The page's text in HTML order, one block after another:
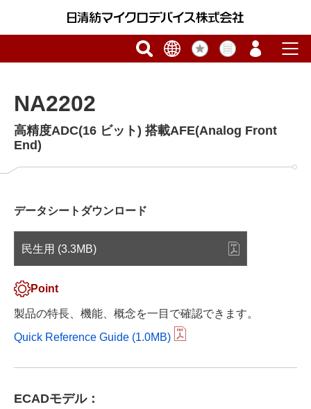
NA2202
高精度ADC(16 ビット) 搭載AFE(Analog Front
End)
データシートダウンロード
民生用 (3.3MB)
Point
製品の特長、機能、概念を一目で確認できます。
Quick Reference Guide (1.0MB)
ECADモデル：